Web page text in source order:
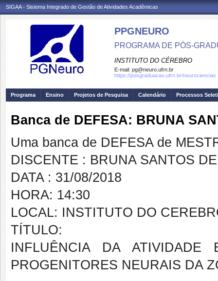
SIGAA - Sistema Integrado de Gestão de Atividades Acadêmicas
PPGNEURO
PROGRAMA DE PÓS-
INSTITUTO DO CÉREBRO
E-mail: pg@neuro.ufrn.br
https://posgraduacao.ufrn.br/neurociencias
Programa Ensino Projetos de Pesquisa Calendário Processos
Banca de DEFESA: BRUNA
Uma banca de DEFESA de
DISCENTE : BRUNA SANTOS
DATA : 31/08/2018
HORA: 14:30
LOCAL: INSTITUTO DO
TÍTULO:
INFLUÊNCIA DA ATIVIDADE
PROGENITORES NEURAIS DA